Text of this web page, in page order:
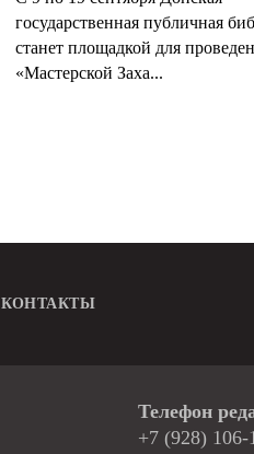
государственная публичная
станет площадкой для
«Мастерской Заха...
КОНТАКТЫ
Телефон
+7 (928) 106-